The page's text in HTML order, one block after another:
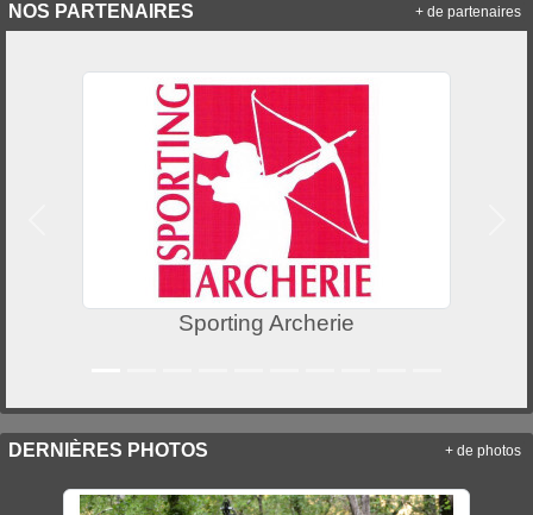
NOS PARTENAIRES
Sporting Archerie
+ de partenaires
DERNIÈRES PHOTOS + de photos